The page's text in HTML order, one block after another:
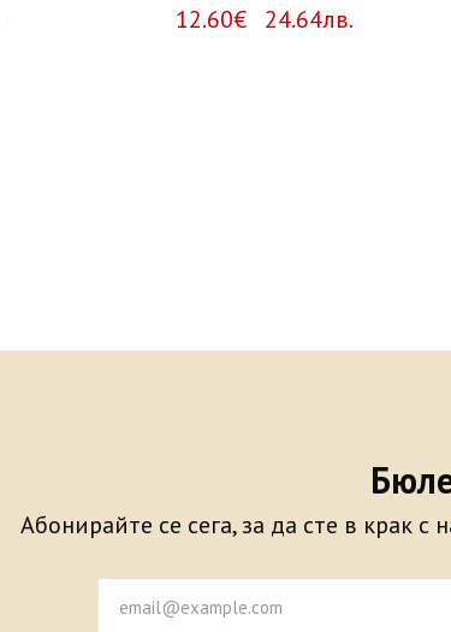
12.60€ 24.64лв.
Абонирайте се сега, за да сте в крак